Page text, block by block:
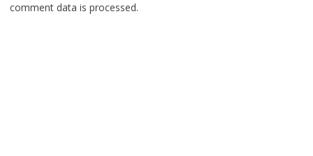
comment data is processed.